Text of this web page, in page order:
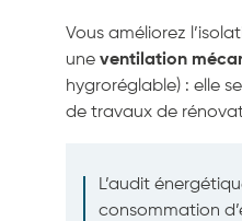
Vous améliorez
une ventilation
hygroréglable) : elle
de travaux de
L’audit
consommation